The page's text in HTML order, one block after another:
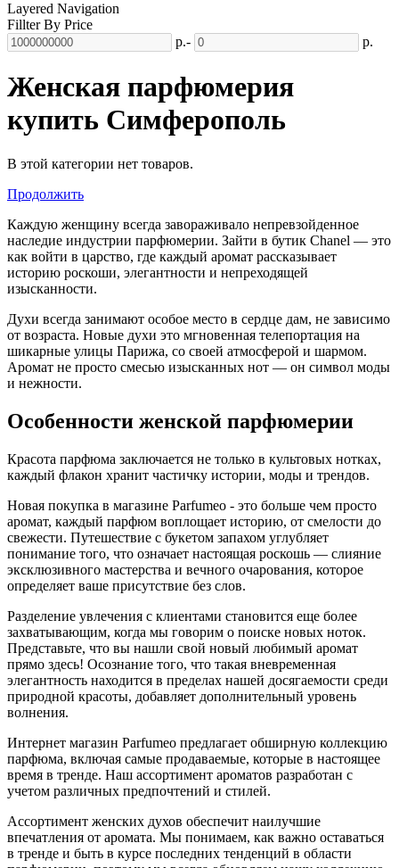
Layered Navigation
Fillter By Price
р.- р.
Женская парфюмерия
купить Симферополь
В этой категории нет товаров.
Продолжить
Каждую женщину всегда завораживало непревзойденное
наследие индустрии парфюмерии. Зайти в бутик Chanel — это
как войти в царство, где каждый аромат рассказывает
историю роскоши, элегантности и непреходящей
изысканности.
Духи всегда занимают особое место в сердце дам, не зависимо
от возраста. Новые духи это мгновенная телепортация на
шикарные улицы Парижа, со своей атмосферой и шармом.
Аромат не просто смесью изысканных нот — он символ моды
и нежности.
Особенности женской парфюмерии
Красота парфюма заключается не только в культовых нотках,
каждый флакон хранит частичку истории, моды и трендов.
Новая покупка в магазине Parfumeo - это больше чем просто
аромат, каждый парфюм воплощает историю, от смелости до
свежести. Путешествие с букетом запахом углубляет
понимание того, что означает настоящая роскошь — слияние
эксклюзивного мастерства и вечного очарования, которое
определяет ваше присутствие без слов.
Разделение увлечения с клиентами становится еще более
захватывающим, когда мы говорим о поиске новых ноток.
Представьте, что вы нашли свой новый любимый аромат
прямо здесь! Осознание того, что такая вневременная
элегантность находится в пределах нашей досягаемости среди
природной красоты, добавляет дополнительный уровень
волнения.
Интернет магазин Parfumeo предлагает обширную коллекцию
парфюма, включая самые продаваемые, которые в настоящее
время в тренде. Наш ассортимент ароматов разработан с
учетом различных предпочтений и стилей.
Ассортимент женских духов обеспечит наилучшие
впечатления от аромата. Мы понимаем, как важно оставаться
в тренде и быть в курсе последних тенденций в области